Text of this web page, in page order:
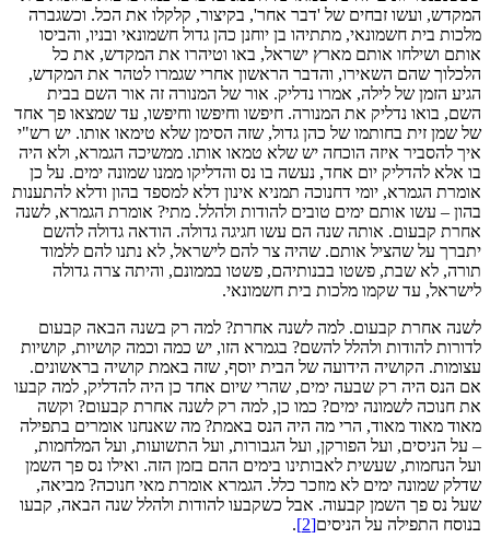
המקדש, ועשו זבחים של 'דבר אחר', בקיצור, קלקלו את הכל. וכשגברה
מלכות בית חשמונאי, מתתיהו בן יוחנן כהן גדול חשמונאי ובניו, והביסו
אותם ושילחו אותם מארץ ישראל, באו וטיהרו את המקדש, את כל
הלכלוך שהם השאירו, והדבר הראשון אחרי שגמרו לטהר את המקדש,
הגיע הזמן של לילה, אמרו נדליק. אור של המנורה זה אור השם בבית
השם, בואו נדליק את המנורה. חיפשו וחיפשו וחיפשו, עד שמצאו פך אחד
של שמן זית בחותמו של כהן גדול, שזה הסימן שלא טימאו אותו. יש רש"י
איך להסביר איזה הוכחה יש שלא טמאו אותו. ממשיכה הגמרא, ולא היה
בו אלא להדליק יום אחד, נעשה בו נס והדליקו ממנו שמונה ימים. על כן
אומרת הגמרא, יומי דחנוכה תמניא אינון דלא למספד בהון ודלא להתענות
בהון – עשו אותם ימים טובים להודות ולהלל. מתי? אומרת הגמרא, לשנה
אחרת קבעום. אותה שנה הם עשו חגיגה גדולה. הודאה גדולה להשם
יתברך על שהציל אותם. שהיה צר להם לישראל, לא נתנו להם ללמוד
תורה, לא שבת, פשטו בבנותיהם, פשטו בממונם, והיתה צרה גדולה
לישראל, עד שקמו מלכות בית חשמונאי.
לשנה אחרת קבעום. למה לשנה אחרת? למה רק בשנה הבאה קבעום
לדורות להודות ולהלל להשם? בגמרא הזו, יש כמה וכמה קושיות, קושיות
עצומות. הקושיה הידועה של הבית יוסף, שזה באמת קושיה בראשונים.
אם הנס היה רק שבעה ימים, שהרי שיום אחד כן היה להדליק, למה קבעו
את חנוכה לשמונה ימים? כמו כן, למה רק לשנה אחרת קבעום? וקשה
מאוד מאוד מאוד, הרי מה היה הנס באמת? מה שאנחנו אומרים בתפילה
– על הניסים, ועל הפורקן, ועל הגבורות, ועל התשועות, ועל המלחמות,
ועל הנחמות, שעשית לאבותינו בימים ההם בזמן הזה. ואילו נס פך השמן
שדלק שמונה ימים לא מוזכר כלל. הגמרא אומרת מאי חנוכה? מביאה,
שעל נס פך השמן קבעוה. אבל כשקבעו להודות ולהלל שנה הבאה, קבעו
בנוסח התפילה על הניסים[2]
.